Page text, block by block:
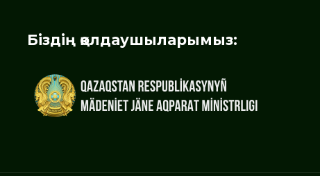
Біздің қолдаушыларымыз: